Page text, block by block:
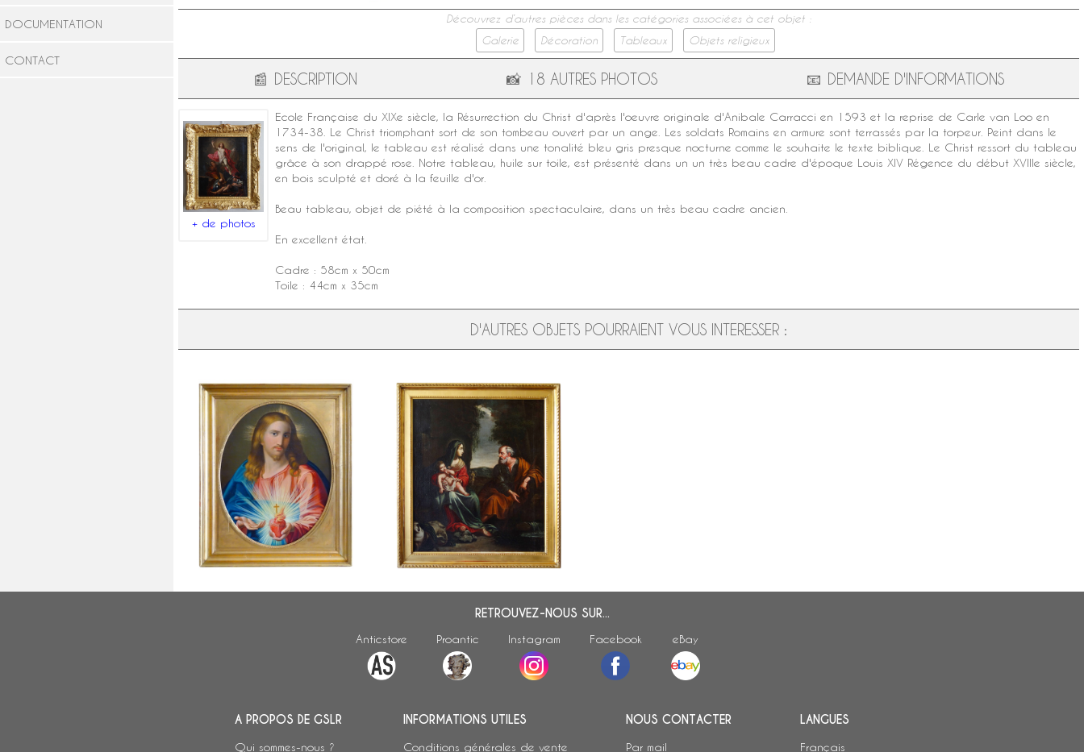
DOCUMENTATION
CONTACT
Découvrez d’autres pièces dans les catégories associées à cet objet :
Galerie
Décoration Tableaux Objets religieux
📰 DESCRIPTION 📸 18 AUTRES PHOTOS 📧 DEMANDE D'INFORMATIONS
+ de photos
Ecole Française du XIXe siècle, la Résurrection du Christ d'après l'oeuvre originale d'Anibale Carracci en 1593 et la reprise de Carle van Loo en
1734-38. Le Christ triomphant sort de son tombeau ouvert par un ange. Les soldats Romains en armure sont terrassés par la torpeur. Peint dans le
sens de l'original, le tableau est réalisé dans une tonalité bleu gris presque nocturne comme le souhaite le texte biblique. Le Christ ressort du tableau
grâce à son drappé rose. Notre tableau, huile sur toile, est présenté dans un un très beau cadre d'époque Louis XIV Régence du début XVIIIe siècle,
en bois sculpté et doré à la feuille d'or
Beau tableau, objet de piété à la composition spectaculaire, dans un très beau cadre ancien.
En excellent état.
Cadre : 58cm x 50cm
Toile : 44cm x 35cm
D'AUTRES OBJETS POURRAIENT VOUS INTERESSER :
Ecole Française du début XIXe
siècle, Le Sacré Coeur de Jésus,
huile sur toile traditionaliste
Ecole française du XVIIe siècle, le
repos pendant la fuite en Egypte -
Sainte Famille 94,5cm x 106cm
RETROUVEZ-NOUS SUR...
Anticstore Proantic Instagram Facebook eBay
A PROPOS DE GSLR
Qui sommes-nous ?
INFORMATIONS UTILES
Conditions générales de vente
NOUS CONTACTER
Par mail
LANGUES
Français